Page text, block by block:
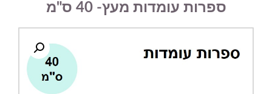
ספרות עומדות מעץ- 40 ס"מ